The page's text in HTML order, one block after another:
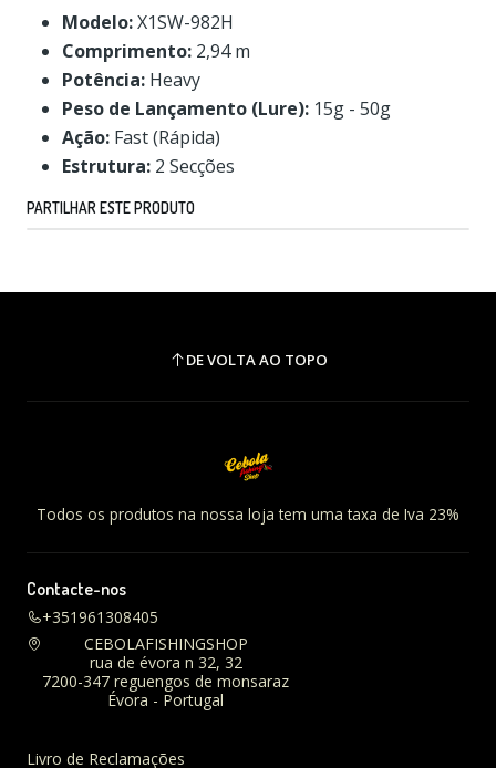
Modelo:X1SW-982H
Comprimento: 2,94 m
Potência: Heavy
Peso de Lançamento (Lure): 15g - 50g
Ação: Fast (Rápida)
Estrutura: 2 Secções
PARTILHAR ESTE PRODUTO
DE VOLTA AO TOPO
Todos os produtos na nossa loja tem uma taxa de Iva 23%
Contacte-nos
+351961308405
CEBOLAFISHINGSHOP
rua de évora n 32, 32
7200-347 reguengos de monsaraz
Évora - Portugal
Livro de Reclamações